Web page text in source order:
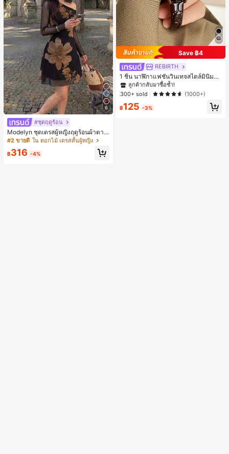
6
#ชุดฤดูร้อน
Modelyn ชุดเดรสผู้หญิงฤดูร้อนผ้าตาข่
ายพิมพ์ลาย คอไม่สมมาตร จับจีบ หรูหร
#2 ขายดี ใน ดอกไม้ เดรสสั้นผู้หญิง
฿316 -4%
Save ฿4
REBIRTH
1 ชิ้น นาฬิกาแฟชั่นวินเทจสไตล์มินิมอล
เลขโรมันสำหรับผู้หญิง เหมาะสำหรับก
ารตกแต่งประจำวัน
#1 ขายดี
ลูกค้ากลับมาซื้อซ้ำ!
#1 ขายดี
ลูกค้ากลับมาซื้อซ้ำ!
#1 ขายดี
ลูกค้ากลับมาซื้อซ้ำ!
#1 ขายดี
ลูกค้ากลับมาซื้อซ้ำ!
300+ sold (1000+)
฿125 -3%